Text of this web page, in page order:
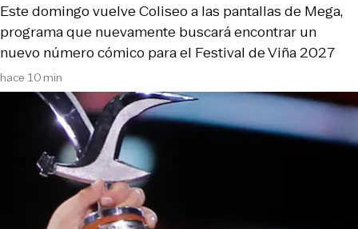
hace 10 min
Este domingo vuelve Coliseo a las pantallas de Mega,
programa que nuevamente buscará encontrar un
nuevo número cómico para el Festival de Viña 2027